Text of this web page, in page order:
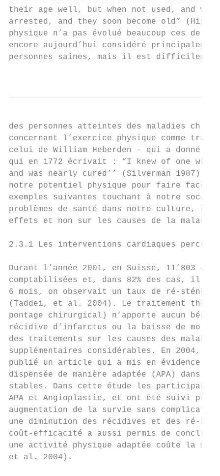
their age well, but when not used, and
arrested, and they soon become old”
physique n’a pas évolué beaucoup ces
encore aujourd’hui considéré
personnes saines, mais il est difficilement
des personnes atteintes des maladies
concernant l’exercice physique comme
celui de William Heberden – qui a donné
qui en 1772 écrivait : “I knew of one who
and was nearly cured’’ (Silverman
notre potentiel physique pour faire face à
exemples suivantes touchant à notre
problèmes de santé dans notre culture, et
effets et non sur les causes de la maladie.
2.3.1 Les interventions cardiaques
Durant l’année 2001, en Suisse, 11’803
comptabilisées et, dans 82% des cas, il
6 mois, on observait un taux de ré-
(Taddei, et al. 2004). Le traitement
pontage chirurgical) n’apporte aucun
récidive d’infarctus ou la baisse de
des traitements sur les causes des
supplémentaires considérables. En 2004,
publié un article qui a mis en évidence
dispensée de manière adaptée (APA) dans
stables. Dans cette étude les participants
APA et Angioplastie, et ont été suivi
augmentation de la survie sans
une diminution des récidives et des ré-
coût-efficacité a aussi permis de conclure
une activité physique adaptée coûte la
et al. 2004).